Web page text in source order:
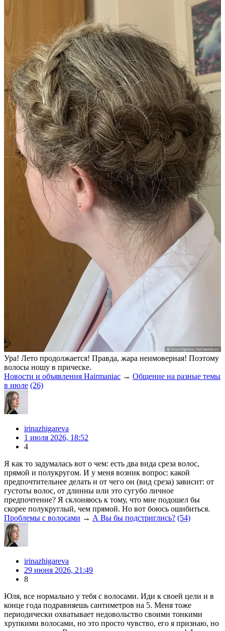
Ура! Лето продолжается! Правда, жара неимоверная! Поэтому
волосы ношу в прическе.
Новости и объявления Hairmaniac → Общение на разные темы
в июле (26)
irinazhigareva
1 июля 2026, 18:52
4
Я как то задумалась вот о чем: есть два вида среза волос,
прямой и полукругом. И у меня возник вопрос: какой
предпочтительнее делать и от чего он (вид среза) зависит: от
густоты волос, от длинны или это сугубо личное
предпочтение? Я склоняюсь к тому, что мне подошел бы
скорее полукруглый, чем прямой. Но вот боюсь ошибиться.
Проблемы с волосами → А Вы бы подстриглись? (54)
irinazhigareva
29 июня 2026, 21:49
8
Юля, все нормально у тебя с волосами. Иди к своей цели и в
конце года подравняешь сантиметров на 5. Меня тоже
периодически охватывает недовольство своими тонкими
хрупкими волосами, но это просто чувство, его я признаю, но